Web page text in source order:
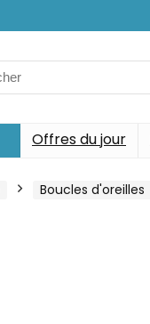
Offres du jour
Boucles d'oreilles